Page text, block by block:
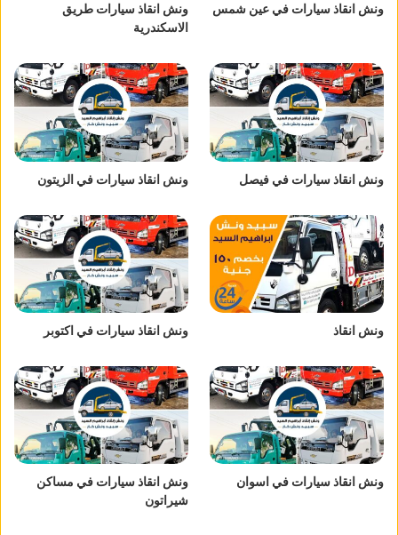
ونش انقاذ سيارات في عين شمس
ونش انقاذ سيارات طريق
الاسكندرية
ونش انقاذ سيارات في فيصل ونش انقاذ سيارات في الزيتون
ونش انقاذ ونش انقاذ سيارات في اكتوبر
ونش انقاذ سيارات في اسوان
ونش انقاذ سيارات في مساكن
شيراتون